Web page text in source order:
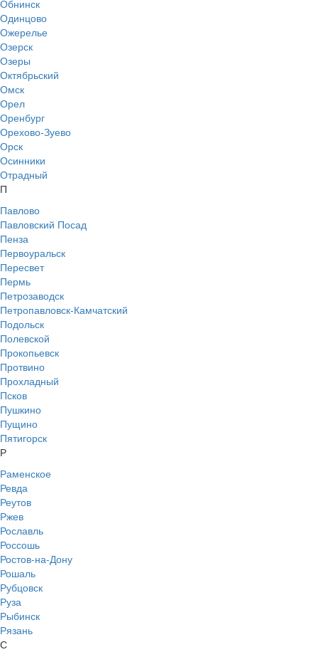
Обнинск
Одинцово
Ожерелье
Озерск
Озеры
Октябрьский
Омск
Орел
Оренбург
Орехово-Зуево
Орск
Осинники
Отрадный
П
Павлово
Павловский Посад
Пенза
Первоуральск
Пересвет
Пермь
Петрозаводск
Петропавловск-Камчатский
Подольск
Полевской
Прокопьевск
Протвино
Прохладный
Псков
Пушкино
Пущино
Пятигорск
Р
Раменское
Ревда
Реутов
Ржев
Рославль
Россошь
Ростов-на-Дону
Рошаль
Рубцовск
Руза
Рыбинск
Рязань
С